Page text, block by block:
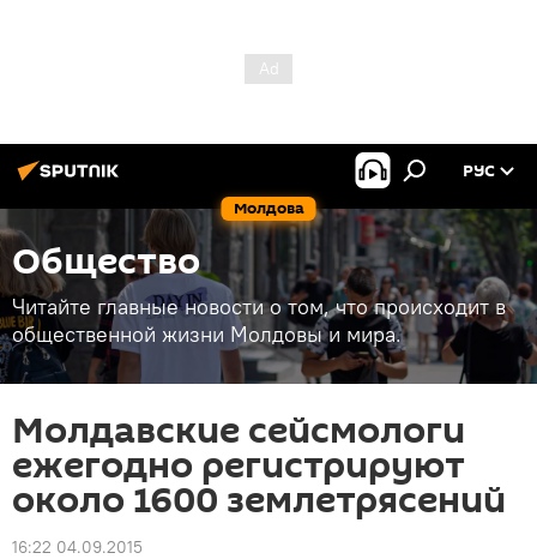
Молдова
РУС
Общество
Читайте главные новости о том, что происходит в
общественной жизни Молдовы и мира.
Молдавские сейсмологи
ежегодно регистрируют
около 1600 землетрясений
16:22 04.09.2015